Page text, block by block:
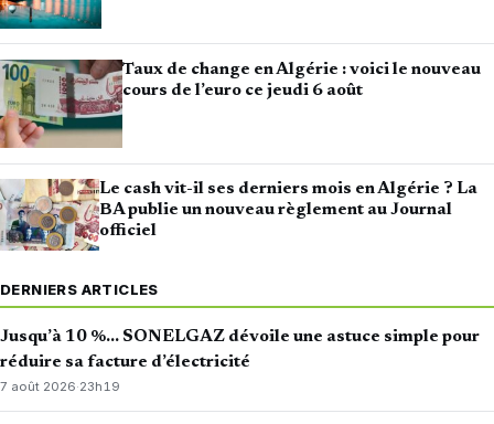
Taux de change en Algérie : voici le nouveau
cours de l’euro ce jeudi 6 août
Le cash vit-il ses derniers mois en Algérie ? La
BA publie un nouveau règlement au Journal
officiel
DERNIERS ARTICLES
Jusqu’à 10 %… SONELGAZ dévoile une astuce simple pour
réduire sa facture d’électricité
7 août 2026·23h19